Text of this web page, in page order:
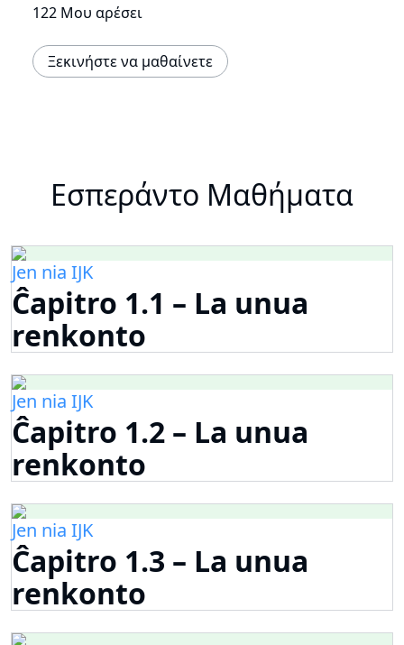
122 Μου αρέσει
Ξεκινήστε να μαθαίνετε
Εσπεράντο Μαθήματα
Jen nia IJK
Ĉapitro 1.1 – La unua
renkonto
Jen nia IJK
Ĉapitro 1.2 – La unua
renkonto
Jen nia IJK
Ĉapitro 1.3 – La unua
renkonto